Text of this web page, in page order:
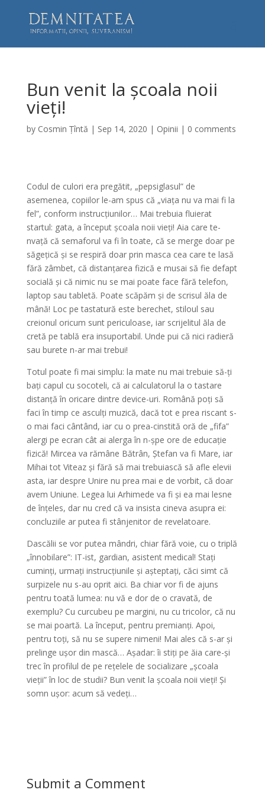
Bun venit la școala noii
vieți!
by Cosmin Țîntă | Sep 14, 2020 | Opinii | 0 comments
Codul de culori era pregătit, „pepsiglasul” de
asemenea, copiilor le-am spus că „viața nu va mai fi la
fel”, conform instrucțiunilor… Mai trebuia fluierat
startul: gata, a început școala noii vieți! Aia care te-
nvață că semaforul va fi în toate, că se merge doar pe
săgețică și se respiră doar prin masca cea care te lasă
fără zâmbet, că distanțarea fizică e musai să fie defapt
socială și că nimic nu se mai poate face fără telefon,
laptop sau tabletă. Poate scăpăm și de scrisul ăla de
mână! Loc pe tastatură este berechet, stiloul sau
creionul oricum sunt periculoase, iar scrijelitul ăla de
cretă pe tablă era insuportabil. Unde pui că nici radieră
sau burete n-ar mai trebui!
Totul poate fi mai simplu: la mate nu mai trebuie să-ți
bați capul cu socoteli, că ai calculatorul la o tastare
distanță în oricare dintre device-uri. Română poți să
faci în timp ce asculți muzică, dacă tot e prea riscant s-
o mai faci cântând, iar cu o prea-cinstită oră de „fifa”
alergi pe ecran cât ai alerga în n-șpe ore de educație
fizică! Mircea va rămâne Bătrân, Ștefan va fi Mare, iar
Mihai tot Viteaz și fără să mai trebuiască să afle elevii
asta, iar despre Unire nu prea mai e de vorbit, că doar
avem Uniune. Legea lui Arhimede va fi și ea mai lesne
de înțeles, dar nu cred că va insista cineva asupra ei:
concluziile ar putea fi stânjenitor de revelatoare.
Dascălii se vor putea mândri, chiar fără voie, cu o triplă
„înnobilare”: IT-ist, gardian, asistent medical! Stați
cuminți, urmați instrucțiunile și așteptați, căci simt că
surpizele nu s-au oprit aici. Ba chiar vor fi de ajuns
pentru toată lumea: nu vă e dor de o cravată, de
exemplu? Cu curcubeu pe margini, nu cu tricolor, că nu
se mai poartă. La început, pentru premianți. Apoi,
pentru toți, să nu se supere nimeni! Mai ales că s-ar și
prelinge ușor din mască… Așadar: îi stiți pe ăia care-și
trec în profilul de pe rețelele de socializare „școala
vieții” în loc de studii? Bun venit la școala noii vieți! Și
somn ușor: acum să vedeți…
Submit a Comment